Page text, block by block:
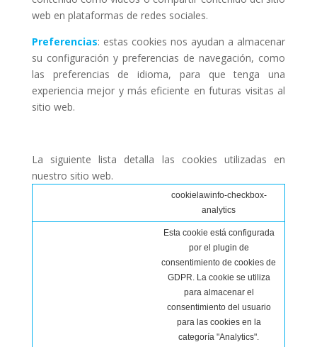
web en plataformas de redes sociales.
Preferencias: estas cookies nos ayudan a almacenar
su configuración y preferencias de navegación, como
las preferencias de idioma, para que tenga una
experiencia mejor y más eficiente en futuras visitas al
sitio web.
La siguiente lista detalla las cookies utilizadas en
nuestro sitio web.
cookielawinfo-checkbox-
analytics
Esta cookie está configurada
por el plugin de
consentimiento de cookies de
GDPR. La cookie se utiliza
para almacenar el
consentimiento del usuario
para las cookies en la
categoría "Analytics".